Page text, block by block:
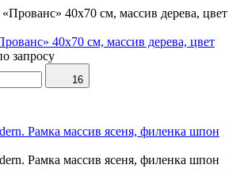
40х70 см, массив дерева, цвет
запросу
16